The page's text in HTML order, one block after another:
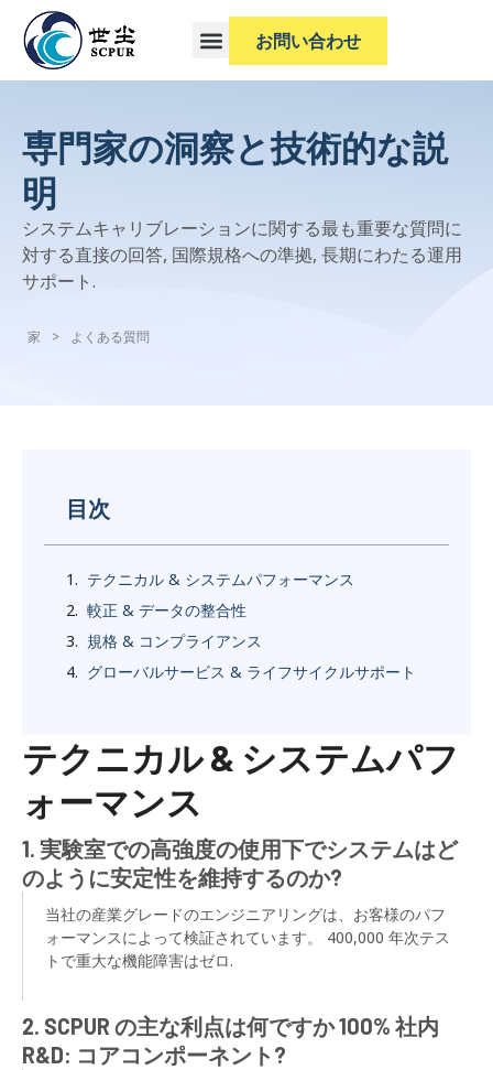
お問い合わせ
専門家の洞察と技術的な説
明
システムキャリブレーションに関する最も重要な質問に
対する直接の回答, 国際規格への準拠, 長期にわたる運用
サポート.
家 > よくある質問
目次
テクニカル & システムパフォーマンス
較正 & データの整合性
規格 & コンプライアンス
グローバルサービス & ライフサイクルサポート
テクニカル & システムパフ
ォーマンス
1. 実験室での高強度の使用下でシステムはど
のように安定性を維持するのか?
当社の産業グレードのエンジニアリングは、お客様のパフ
ォーマンスによって検証されています。 400,000 年次テス
トで重大な機能障害はゼロ.
2. SCPUR の主な利点は何ですか 100% 社内
R&D: コアコンポーネント?